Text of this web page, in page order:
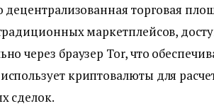
децентрализованная торговая
маркетплейсов,
через браузер Tor, что
криптовалюты для
сделок.